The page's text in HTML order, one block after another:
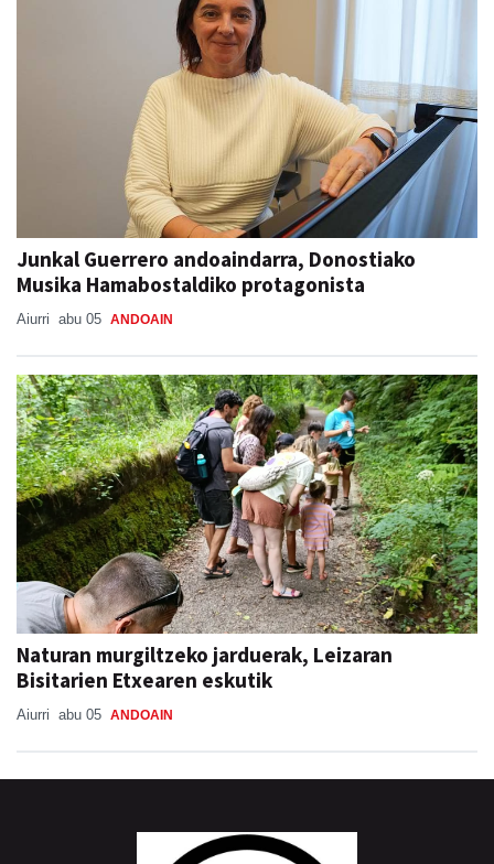
Junkal Guerrero andoaindarra, Donostiako
Musika Hamabostaldiko protagonista
Aiurri abu 05 ANDOAIN
Naturan murgiltzeko jarduerak, Leizaran
Bisitarien Etxearen eskutik
Aiurri abu 05 ANDOAIN